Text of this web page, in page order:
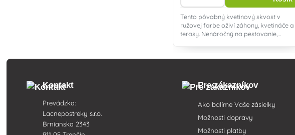
Tento pôvabný kvetinový skvost v
ružovej farbe oživí záhony, kvetináče a
terasy. Nenáročný na pestovanie,
Kontakt
Prevádzka:
Lacnepostreky s.r.o.
Brnianska 2343
Pre zákazníkov
Ako balíme Vaše zásielky
Možnosti dopravy
Možnosti platby